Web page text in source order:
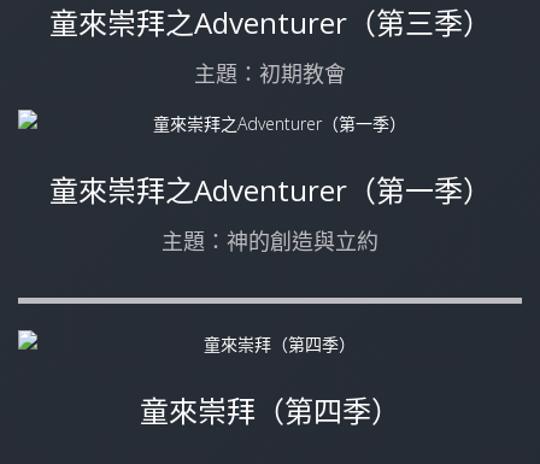
童來崇拜之Adventurer（第三季）
主題：初期教會
童來崇拜之Adventurer（第一季）
主題：神的創造與立約
童來崇拜（第四季）